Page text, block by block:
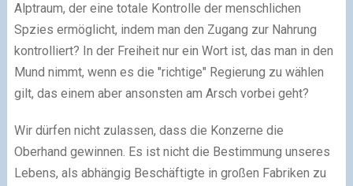
Alptraum, der eine totale Kontrolle der menschlichen
Spzies ermöglicht, indem man den Zugang zur Nahrung
kontrolliert? In der Freiheit nur ein Wort ist, das man in den
Mund nimmt, wenn es die "richtige" Regierung zu wählen
gilt, das einem aber ansonsten am Arsch vorbei geht?
Wir dürfen nicht zulassen, dass die Konzerne die
Oberhand gewinnen. Es ist nicht die Bestimmung unseres
Lebens, als abhängig Beschäftigte in großen Fabriken zu